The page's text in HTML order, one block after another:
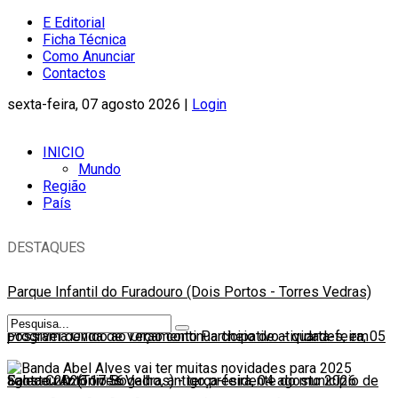
E Editorial
Ficha Técnica
Como Anunciar
Contactos
sexta-feira, 07 agosto 2026 | Login
INICIO
Mundo
Região
País
DESTAQUES
Parque Infantil do Furadouro (Dois Portos - Torres Vedras)
possível devido ao Orçamento Participativo-quarta-feira, 05
agosto 2026 17:56
Programa Onda de Verão continua cheio de atividades, em
Santa Cruz (Torres Vedras)-terça-feira, 04 agosto 2026
Faleceu António Bogalho, antigo presidente do município de